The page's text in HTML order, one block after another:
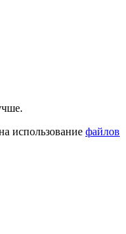
использование файлов